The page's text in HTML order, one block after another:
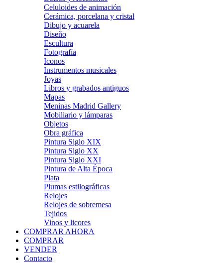
Celuloides de animación
Cerámica, porcelana y cristal
Dibujo y acuarela
Diseño
Escultura
Fotografía
Iconos
Instrumentos musicales
Joyas
Libros y grabados antiguos
Mapas
Meninas Madrid Gallery
Mobiliario y lámparas
Objetos
Obra gráfica
Pintura Siglo XIX
Pintura Siglo XX
Pintura Siglo XXI
Pintura de Alta Época
Plata
Plumas estilográficas
Relojes
Relojes de sobremesa
Tejidos
Vinos y licores
COMPRAR AHORA
COMPRAR
VENDER
Contacto